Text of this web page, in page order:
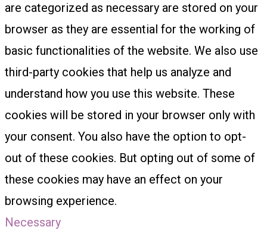
are categorized as necessary are stored on your
browser as they are essential for the working of
basic functionalities of the website. We also use
third-party cookies that help us analyze and
understand how you use this website. These
cookies will be stored in your browser only with
your consent. You also have the option to opt-
out of these cookies. But opting out of some of
these cookies may have an effect on your
browsing experience.
Necessary